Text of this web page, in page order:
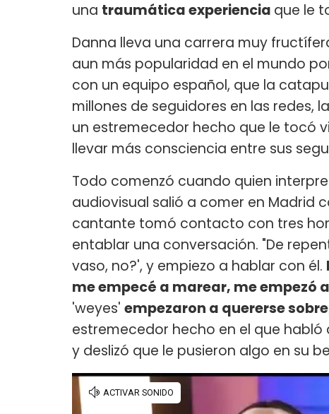
una traumática experiencia que le
Danna lleva una carrera muy
aun más popularidad en el mundo
con un equipo español, que la
millones de seguidores en las redes,
un estremecedor hecho que le tocó
llevar más consciencia entre sus
Todo comenzó cuando quien
audiovisual salió a comer en Madrid
cantante tomó contacto con tres
entablar una conversación. "De
vaso, no?', y empiezo a hablar con él.
me empecé a marear, me empezó
'weyes' empezaron a quererse
estremecedor hecho en el que
y deslizó que le pusieron algo en su